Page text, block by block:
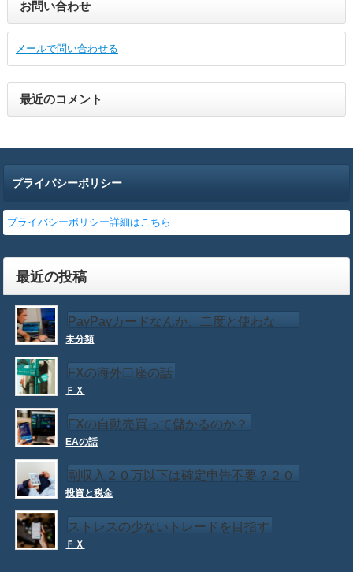
お問い合わせ
メールで問い合わせる
最近のコメント
プライバシーポリシー
プライバシーポリシー詳細はこちら
最近の投稿
PayPayカードなんか、二度と使わな
い！！
未分類
FXの海外口座の話
ＦＸ
FXの自動売買って儲かるのか？
EAの話
副収入２０万以下は確定申告不要？２０
万以下でも確定申告が必要な場合もある
投資と税金
ストレスの少ないトレードを目指す
ＦＸ